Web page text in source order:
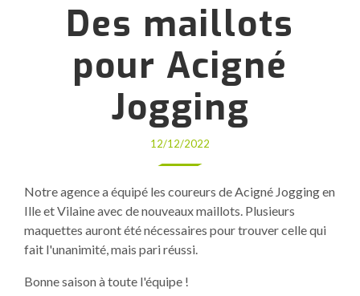
Des maillots
pour Acigné
Jogging
12/12/2022
Notre agence a équipé les coureurs de Acigné Jogging en
Ille et Vilaine avec de nouveaux maillots. Plusieurs
maquettes auront été nécessaires pour trouver celle qui
fait l'unanimité, mais pari réussi.
Bonne saison à toute l'équipe !